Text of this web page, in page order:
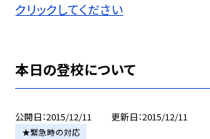
クリックしてください
本日の登校について
公開日 2015/12/11 更新日 2015/12/11
★緊急時の対応